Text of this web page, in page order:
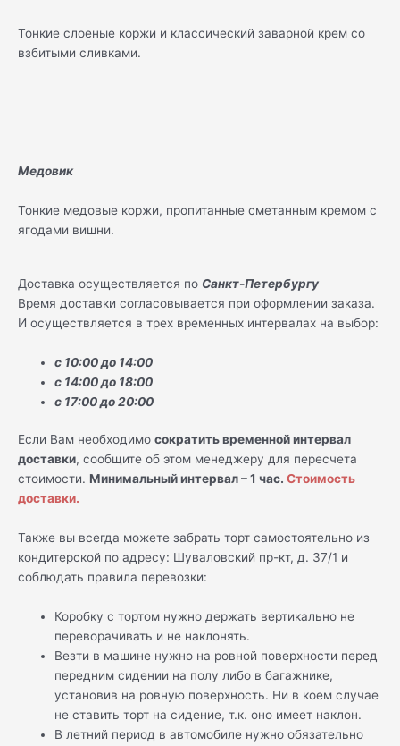
Тонкие слоеные коржи и классический заварной крем со
взбитыми сливками.
Медовик
Тонкие медовые коржи, пропитанные сметанным кремом с
ягодами вишни.
Доставка осуществляется по Санкт-Петербургу
Время доставки согласовывается при оформлении заказа.
И осуществляется в трех временных интервалах на выбор:
с 10:00 до 14:00
с 14:00 до 18:00
с 17:00 до 20:00
Если Вам необходимо сократить временной интервал
доставки, сообщите об этом менеджеру для пересчета
стоимости. Минимальный интервал – 1 час. Стоимость
доставки.
Также вы всегда можете забрать торт самостоятельно из
кондитерской по адресу: Шуваловский пр-кт, д. 37/1 и
соблюдать правила перевозки:
Коробку с тортом нужно держать вертикально не
переворачивать и не наклонять.
Везти в машине нужно на ровной поверхности перед
передним сидении на полу либо в багажнике,
установив на ровную поверхность. Ни в коем случае
не ставить торт на сидение, т.к. оно имеет наклон.
В летний период в автомобиле нужно обязательно